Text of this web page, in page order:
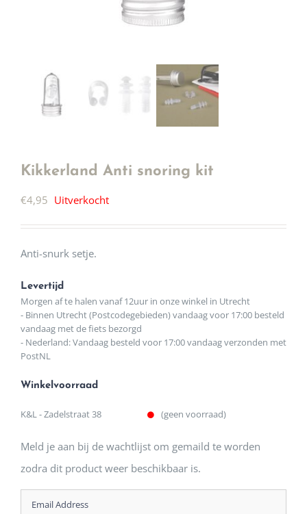
Kikkerland Anti snoring kit
€4,95 Uitverkocht
Anti-snurk setje.
Levertijd
Morgen af te halen vanaf 12uur in onze winkel in Utrecht
- Binnen Utrecht (Postcodegebieden) vandaag voor 17:00 besteld
vandaag met de fiets bezorgd
- Nederland: Vandaag besteld voor 17:00 vandaag verzonden met
PostNL
Winkelvoorraad
K&L - Zadelstraat 38 (geen voorraad)
Meld je aan bij de wachtlijst om gemaild te worden
zodra dit product weer beschikbaar is.
Enter